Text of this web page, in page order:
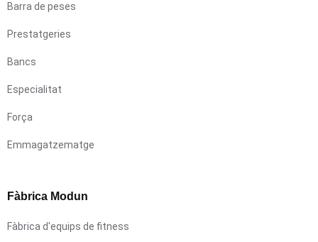
Barra de peses
Prestatgeries
Bancs
Especialitat
Força
Emmagatzematge
Fàbrica Modun
Fàbrica d'equips de fitness